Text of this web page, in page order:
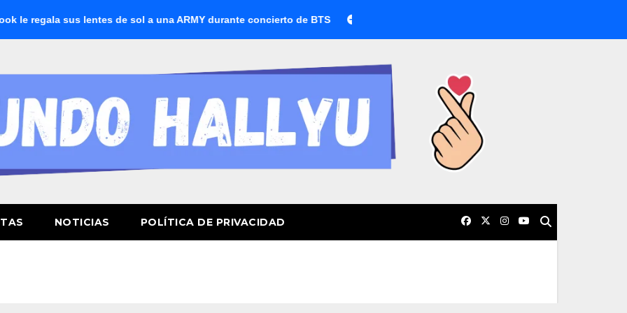
regala sus lentes de sol a una ARMY durante concierto de BTS BTS boicotea los Grammy por nueva categoría asiática
NOTICIAS POLÍTICA DE PRIVACIDAD